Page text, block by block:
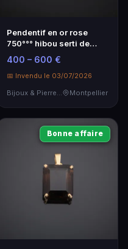
Pendentif en or rose
750°°° hibou serti de
pierres précieuses
400 – 600 €
📅 Invendu le 03/07/2026
Bijoux & Pierres Précieuses
Montpellier
Bonne affaire